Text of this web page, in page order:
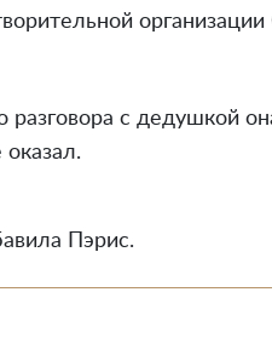
с дедушкой
Пэрис.